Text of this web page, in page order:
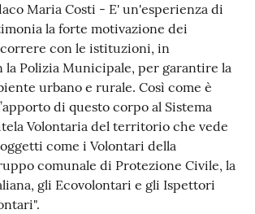
Maria Costi - E' un'esperienza di
la forte motivazione dei
con le istituzioni, in
la Polizia Municipale, per garantire la
urbano e rurale. Così come è
di questo corpo al Sistema
Volontaria del territorio che vede
come i Volontari della
comunale di Protezione Civile, la
gli Ecovolontari e gli Ispettori